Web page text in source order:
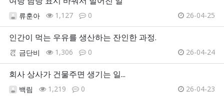
류훈아 1,127 0 26-04-25
인간이 먹는 우유를 생산하는 잔인한 과정.
금단비 1,306 0 26-04-24
회사 상사가 건물주면 생기는 일...
백림 1,219 0 26-04-23